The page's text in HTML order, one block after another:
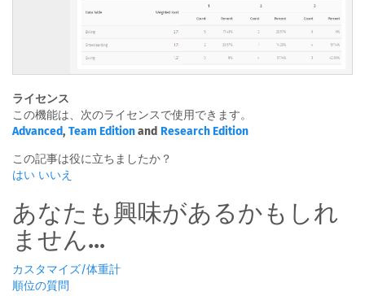
ライセンス
この機能は、次のライセンスで使用できます。
Advanced, Team Editionand Research Edition
この記事は役に立ちましたか？
はい いいえ
あなたも興味があるかもしれ
ません...
カスタマイズ/体重計
順位の質問